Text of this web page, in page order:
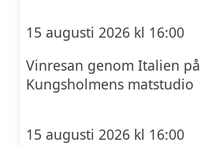
15 augusti 2026 kl 16:00
Vinresan genom Italien på
Kungsholmens matstudio
15 augusti 2026 kl 16:00